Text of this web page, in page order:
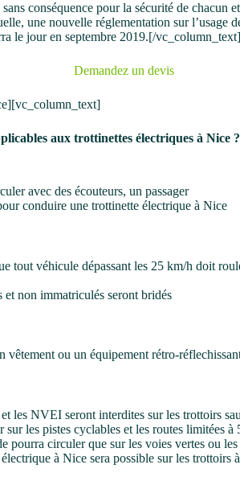
conséquence pour la sécurité de chacun
une nouvelle réglementation sur l’usage
le jour en septembre 2019.[/
Demandez un devis
aux trottinettes électriques à Nice ?
avec des écouteurs, un passager
conduire une trottinette électrique à Nice
tout véhicule dépassant les 25 km/h doit
non immatriculés seront bridés
vêtement ou un équipement rétro-
les NVEI seront interdites sur les trottoirs
les pistes cyclables et les routes limitées à
pourra circuler que sur les voies vertes ou
à Nice sera possible sur les trottoirs